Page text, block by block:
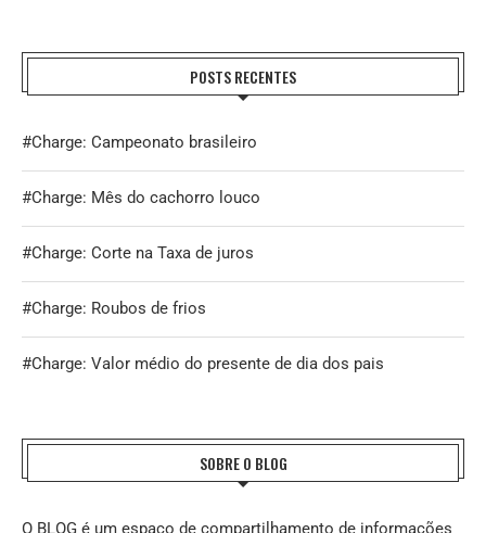
POSTS RECENTES
#Charge: Campeonato brasileiro
#Charge: Mês do cachorro louco
#Charge: Corte na Taxa de juros
#Charge: Roubos de frios
#Charge: Valor médio do presente de dia dos pais
SOBRE O BLOG
O BLOG é um espaço de compartilhamento de informações